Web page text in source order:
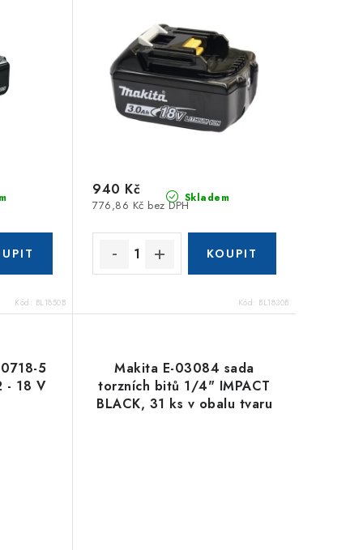
Kód: BL1850B
Skladem
776,86 Kč bez DPH
940 Kč
Kód: BL1830B
5
- 18 V
Makita E-03084 sada
torzních bitů 1/4" IMPACT
BLACK, 31 ks v obalu tvaru